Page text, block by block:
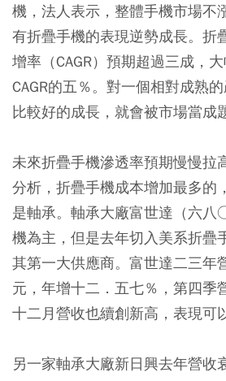
機，法人表示，整體手機市場不
有折疊手機的表現逆勢成長。折
增率（CAGR）預期超過三成，
CAGR的五％。對一個相對成熟
比較好的成長，就會被市場當成
未來折疊手機滲透率預期慢慢拉
分析，折疊手機成本增加最多的
是軸承。軸承大廠富世達（六
機為主，但是去年切入美系折疊
其第一大供應商。富世達二三年
元，年增十二．五七％，第四季
十二月營收也續創新高，表現可
另一家軸承大廠新日興去年營收